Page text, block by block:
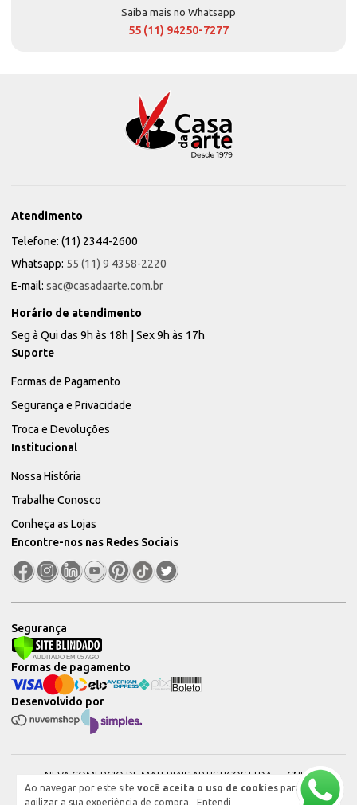
Ao navegar por este site você aceita o uso de cookies para
agilizar a sua experiência de compra.
Entendi
Saiba mais no Whatsapp
55 (11) 94250-7277
Atendimento
Telefone: (11) 2344-2600
Whatsapp: 55 (11) 9 4358-2220
E-mail: sac@casadaarte.com.br
Horário de atendimento
Seg à Qui das 9h às 18h | Sex 9h às 17h
Suporte
Formas de Pagamento
Segurança e Privacidade
Troca e Devoluções
Institucional
Nossa História
Trabalhe Conosco
Conheça as Lojas
Encontre-nos nas Redes Sociais
Segurança
Desenvolvido por
Formas de pagamento
NEVA COMERCIO DE MATERIAIS ARTISTICOS LTDA — CNPJ:
51604544000101 © 2026. Todos os direitos reservados.